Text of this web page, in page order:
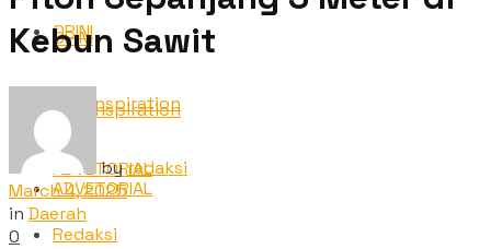
OPINI
TNC Inspiration
ADVETORIAL
OPINI
TNC Inspiration
ADVETORIAL
Redaksi
Kebun Sawit
byredaksi
March 4, 2025
in Daerah
0